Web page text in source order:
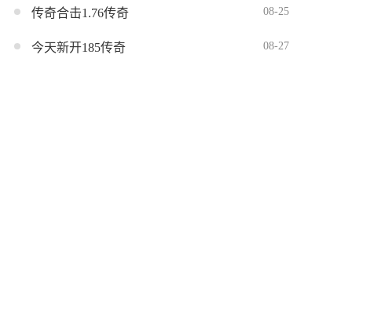
传奇合击1.76传奇 08-25
今天新开185传奇 08-27